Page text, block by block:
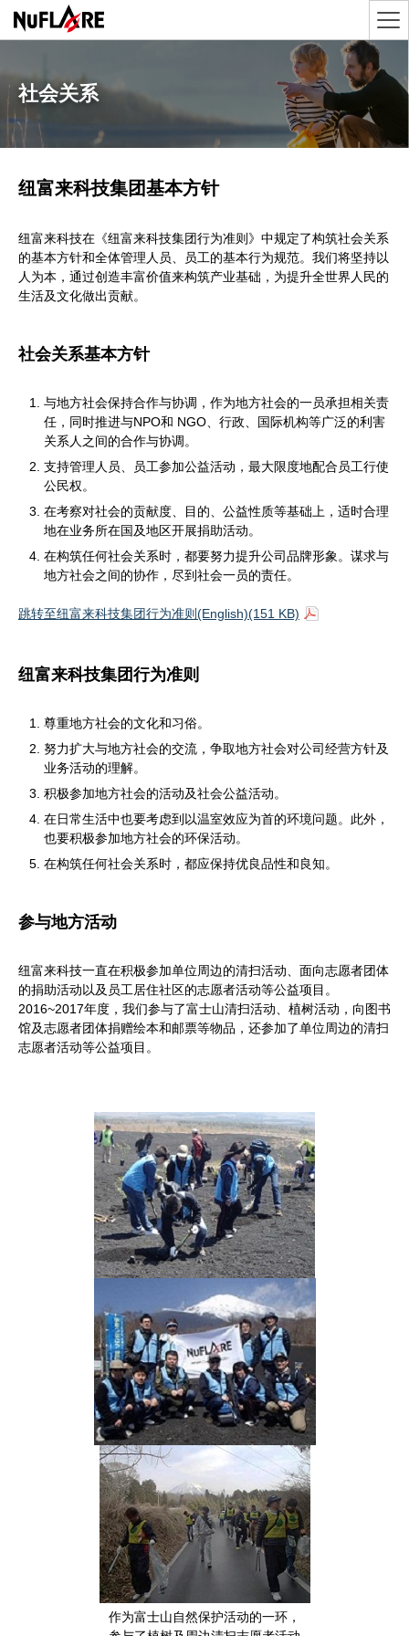
社会关系
纽富来科技集团基本方针
纽富来科技在《纽富来科技集团行为准则》中规定了构筑社会关系
的基本方针和全体管理人员、员工的基本行为规范。我们将坚持以
人为本，通过创造丰富价值来构筑产业基础，为提升全世界人民的
生活及文化做出贡献。
社会关系基本方针
与地方社会保持合作与协调，作为地方社会的一员承担相关责
任，同时推进与NPO和 NGO、行政、国际机构等广泛的利害
关系人之间的合作与协调。
支持管理人员、员工参加公益活动，最大限度地配合员工行使
公民权。
在考察对社会的贡献度、目的、公益性质等基础上，适时合理
地在业务所在国及地区开展捐助活动。
在构筑任何社会关系时，都要努力提升公司品牌形象。谋求与
地方社会之间的协作，尽到社会一员的责任。
跳转至纽富来科技集团行为准则(English)(151 KB)
纽富来科技集团行为准则
尊重地方社会的文化和习俗。
努力扩大与地方社会的交流，争取地方社会对公司经营方针及
业务活动的理解。
积极参加地方社会的活动及社会公益活动。
在日常生活中也要考虑到以温室效应为首的环境问题。此外，
也要积极参加地方社会的环保活动。
在构筑任何社会关系时，都应保持优良品性和良知。
参与地方活动
纽富来科技一直在积极参加单位周边的清扫活动、面向志愿者团体
的捐助活动以及员工居住社区的志愿者活动等公益项目。
2016~2017年度，我们参与了富士山清扫活动、植树活动，向图书
馆及志愿者团体捐赠绘本和邮票等物品，还参加了单位周边的清扫
志愿者活动等公益项目。
作为富士山自然保护活动的一环，